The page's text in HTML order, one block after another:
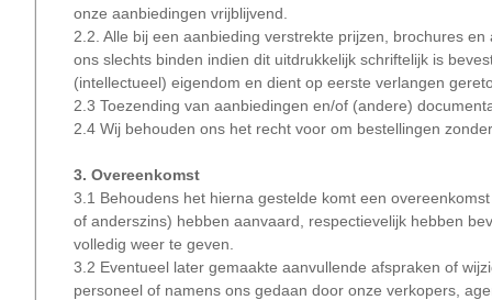
onze aanbiedingen vrijblijvend.
2.2. Alle bij een aanbieding verstrekte prijzen, brochures
ons slechts binden indien dit uitdrukkelijk schriftelijk is
(intellectueel) eigendom en dient op eerste verlangen
2.3 Toezending van aanbiedingen en/of (andere)
2.4 Wij behouden ons het recht voor om bestellingen
3. Overeenkomst
3.1 Behoudens het hierna gestelde komt een
of anderszins) hebben aanvaard, respectievelijk hebben
volledig weer te geven.
3.2 Eventueel later gemaakte aanvullende afspraken of
personeel of namens ons gedaan door onze verkopers,